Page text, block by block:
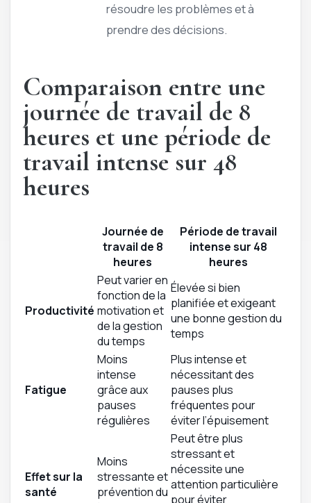
résoudre les problèmes et à
prendre des décisions.
Comparaison entre une
journée de travail de 8
heures et une période de
travail intense sur 48
heures
Journée de
travail de 8
heures
Période de travail
intense sur 48
heures
Productivité
Peut varier en
fonction de la
motivation et
de la gestion
du temps
Élevée si bien
planifiée et exigeant
une bonne gestion du
temps
Fatigue
Moins
intense
grâce aux
pauses
régulières
Plus intense et
nécessitant des
pauses plus
fréquentes pour
éviter l’épuisement
Effet sur la
santé
Moins
stressante et
prévention du
Peut être plus
stressant et
nécessite une
attention particulière
pour éviter